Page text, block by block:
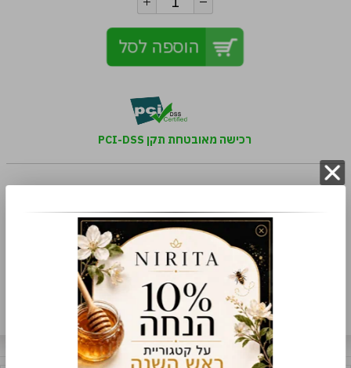
הוספה לסל
רכישה מאובטחת תקן PCI-DSS
למה קונים אצלנו
עבודת יד משלוח מהיר שירות מכל הלב